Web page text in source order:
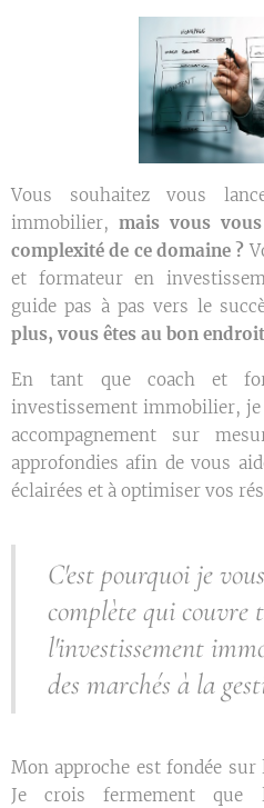
Vous souhaitez vous
immobilier, mais vous
complexité de ce domaine ?
et formateur en
guide pas à pas vers le
plus, vous êtes au bon
En tant que coach et
investissement immobilier,
accompagnement sur
approfondies afin de vous
éclairées et à optimiser vos
C'est pourquoi je
complète qui couvre
l'investissement
des marchés à la
Mon approche est fondée
Je crois fermement